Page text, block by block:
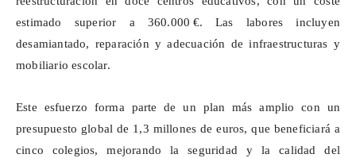
estimado superior a 360.000 €. Las labores incluyen
desamiantado, reparación y adecuación de infraestructuras y
mobiliario escolar.
Este esfuerzo forma parte de un plan más amplio con un
presupuesto global de 1,3 millones de euros, que beneficiará a
cinco colegios, mejorando la seguridad y la calidad del